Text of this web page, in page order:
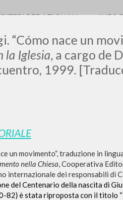
“Cómo nace un
la Iglesia, a cargo de
1999.
un movimento”, traduzione in
nella Chiesa,Cooperativa
internazionale dei responsabili di
del Centenario della nascita di
82) è stata riproposta con il titolo
scritti
REDAZIONALI INFO